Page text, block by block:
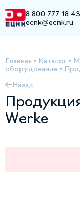
8 800 777 18 43
ecnk@ecnk.ru
Главная • Каталог •
оборудование •
Назад
Werke